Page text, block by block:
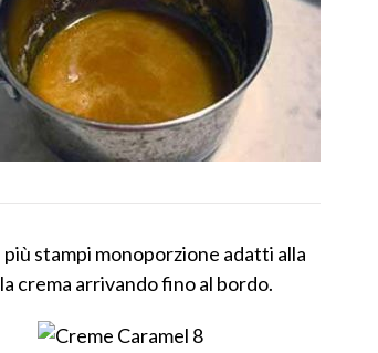
stampi monoporzione adatti alla
crema arrivando fino al bordo.